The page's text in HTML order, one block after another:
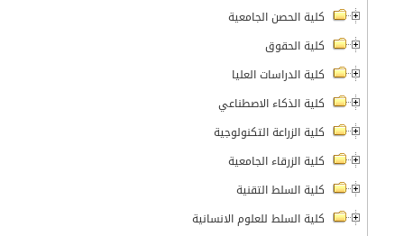
كلية الحصن الجامعية
كلية الحقوق
كلية الدراسات العليا
كلية الذكاء الاصطناعي
كلية الزراعة التكنولوجية
كلية الزرقاء الجامعية
كلية السلط التقنية
كلية السلط للعلوم الانسانية